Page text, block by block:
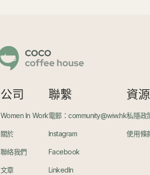
公司
Women In Work
關於
聯絡我們
文章
聯繫
電郵：community@wiw.hk
Instagram
Facebook
LinkedIn
資源
私隱政
使用條